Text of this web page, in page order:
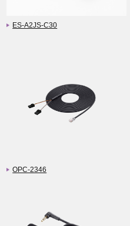
ES-A2JS-C30
OPC-2346